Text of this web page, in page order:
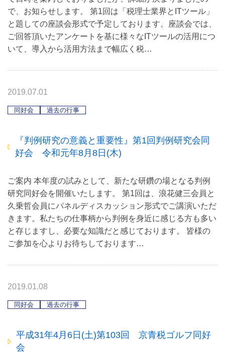
で、お知らせします。 第1回は「税理士業界とITツール」
と題しての座談会形式で予定しております。座談会では、
ご回答頂いたアンケートを基に様々なITツールの活用につ
いて、導入から活用方法まで幅広く税…
2019.07.01
同好会 過去の行事
『判例研究の意義と重要性』第1回判例研究会同
好会 令和元年8月8日(木)
ご案内 本年度の試みとして、新たな研鑽の場となる判例
研究同好会を開催いたします。 第1回は、浪花健三会員と
久乗哲会員にパネルディスカッション形式でご講演いただ
きます。私たちの仕事柄から判例を身近に感じる方も多い
と存じますし、必要な知識だと感じております。 皆様の
ご参加を心よりお待ちしております…
2019.01.08
同好会 過去の行事
平成31年4月6日(土)第103回 京青税ゴルフ同好
会